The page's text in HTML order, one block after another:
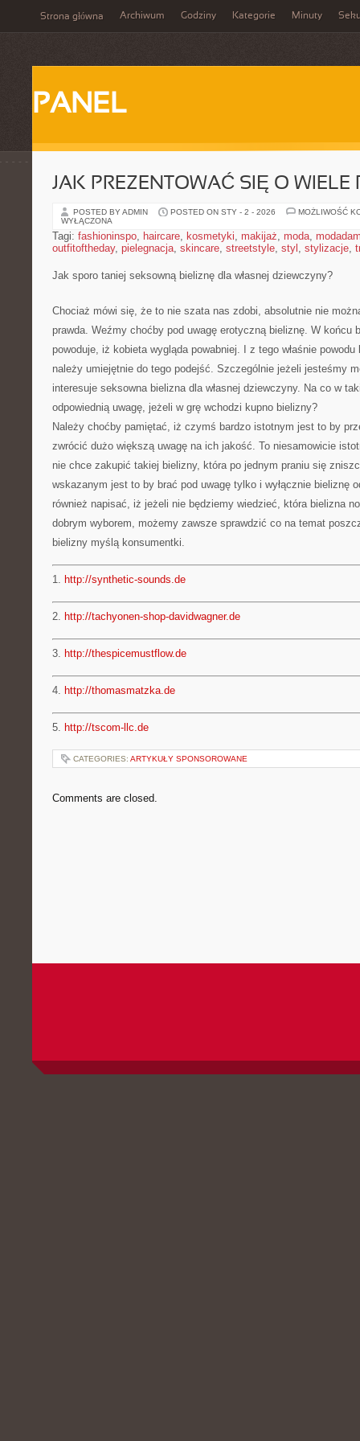
Strona główna Archiwum Godziny Kategorie Minuty
PANEL
JAK PREZENTOWAĆ SIĘ O WIELE
POSTED BY ADMIN POSTED ON STY - 2 - 2026
MOŻLIWOŚĆ
WYŁĄCZONA
Tagi: fashioninspo, haircare, kosmetyki, makijaż, moda,
outfitoftheday, pielegnacja, skincare, streetstyle, styl , stylizacje,
Jak sporo taniej seksowną bieliznę dla własnej dziewczyny?
Chociaż mówi się, że to nie szata nas zdobi, absolutnie nie
prawda. Weźmy choćby pod uwagę erotyczną bieliznę. W końcu
powoduje, iż kobieta wygląda powabniej. I z tego właśnie
należy umiejętnie do tego podejść. Szczególnie jeżeli jesteśmy
interesuje seksowna bielizna dla własnej dziewczyny. Na co w
odpowiednią uwagę, jeżeli w grę wchodzi kupno bielizny?
Należy choćby pamiętać, iż czymś bardzo istotnym jest to by
zwrócić dużo większą uwagę na ich jakość. To niesamowicie
nie chce zakupić takiej bielizny, która po jednym praniu się
wskazanym jest to by brać pod uwagę tylko i wyłącznie bieliznę
również napisać, iż jeżeli nie będziemy wiedzieć, która bielizna
dobrym wyborem, możemy zawsze sprawdzić co na temat
bielizny myślą konsumentki.
1. http://synthetic-sounds.de
2. http://tachyonen-shop-davidwagner.de
3. http://thespicemustflow.de
4. http://thomasmatzka.de
5. http://tscom-llc.de
CATEGORIES: ARTYKUŁY SPONSOROWANE
Comments are closed.